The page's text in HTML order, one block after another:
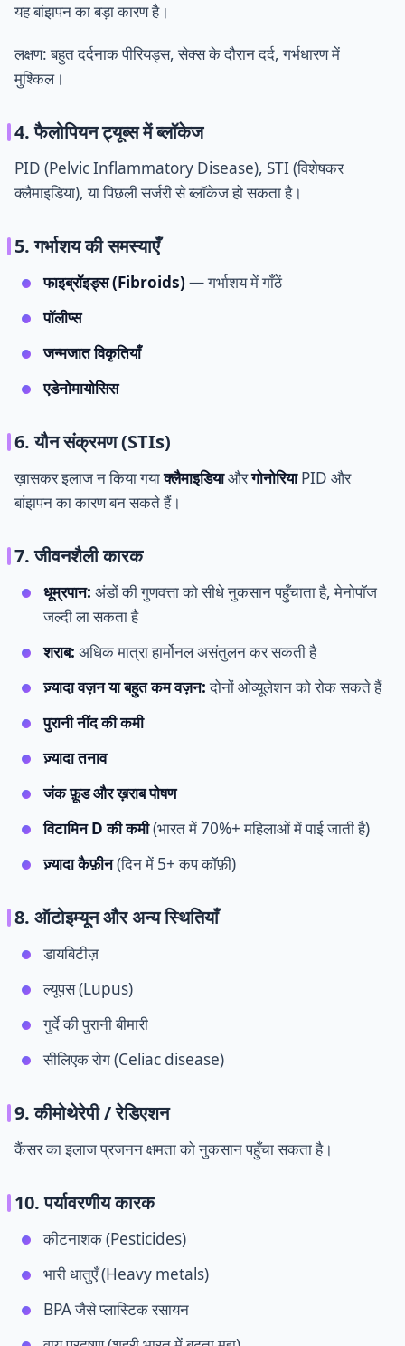
यह बांझपन का बड़ा कारण है।
लक्षण: बहुत दर्दनाक पीरियड्स, सेक्स के दौरान दर्द, गर्भधारण में
मुश्किल।
4. फैलोपियन ट्यूब्स में ब्लॉकेज
PID (Pelvic Inflammatory Disease), STI (विशेषकर
क्लैमाइडिया), या पिछली सर्जरी से ब्लॉकेज हो सकता है।
5. गर्भाशय की समस्याएँ
फाइब्रॉइड्स (Fibroids)— गर्भाशय में गाँठें
पॉलीप्स
जन्मजात विकृतियाँ
एडेनोमायोसिस
6. यौन संक्रमण (STIs)
ख़ासकर इलाज न किया गयाक्लैमाइडियाऔरगोनोरियाPID और
बांझपन का कारण बन सकते हैं।
7. जीवनशैली कारक
धूम्रपान: अंडों की गुणवत्ता को सीधे नुकसान पहुँचाता है, मेनोपॉज
जल्दी ला सकता है
शराब: अधिक मात्रा हार्मोनल असंतुलन कर सकती है
ज़्यादा वज़न या बहुत कम वज़न:दोनों ओव्यूलेशन को रोक सकते हैं
पुरानी नींद की कमी
ज़्यादा तनाव
जंक फ़ूड और ख़राब पोषण
विटामिन D की कमी(भारत में 70%+ महिलाओं में पाई जाती है)
ज़्यादा कैफ़ीन(दिन में 5+ कप कॉफ़ी)
8. ऑटोइम्यून और अन्य स्थितियाँ
डायबिटीज़
ल्यूपस (Lupus)
गुर्दे की पुरानी बीमारी
सीलिएक रोग (Celiac disease)
9. कीमोथेरेपी / रेडिएशन
कैंसर का इलाज प्रजनन क्षमता को नुकसान पहुँचा सकता है।
10. पर्यावरणीय कारक
कीटनाशक (Pesticides)
भारी धातुएँ (Heavy metals)
BPA जैसे प्लास्टिक रसायन